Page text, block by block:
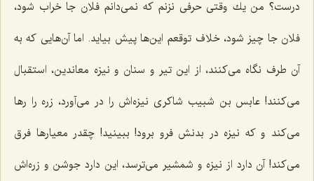
درست؟ من یك وقتی حرفی نزنم كه نمی‌دانم فلان جا خراب شود،
فلان جا چیز شود، خلاف توقعم این‌ها پیش بیاید. اما آن‌هایی كه به
آن طرف نگاه می‌كنند، از این تیر و سنان و نیزه معاندین، استقبال
می‌كنند! عابس بن شبیب شاكری نیزه‌اش را در می‌آورد، زره را رها
می‌كند و كه نیزه در بدنش فرو برود! ببینید! چقدر معیارها فرق
می‌كند! آن دارد از نیزه و شمشیر می‌ترسد، این دارد جوشن و زره‌اش